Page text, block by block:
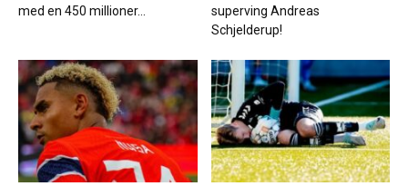
med en 450 millioner...
superving Andreas
Schjelderup!